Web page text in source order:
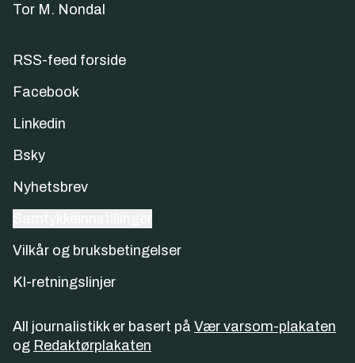
Tor M. Nondal
RSS-feed forside
Facebook
Linkedin
Bsky
Nyhetsbrev
Vilkår og bruksbetingelser
KI-retningslinjer
All journalistikk er basert på Vær varsom-plakaten
og Redaktørplakaten